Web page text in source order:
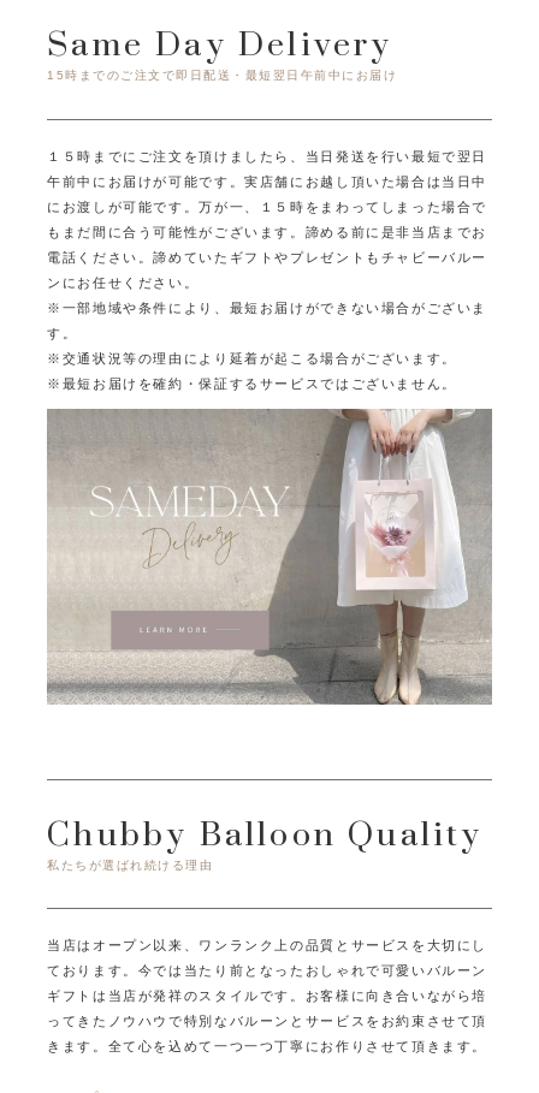
Same Day Delivery
15時までのご注文で即日配送・最短翌日午前中にお届け
１５時までにご注文を頂けましたら、当日発送を行い最短で翌日
午前中にお届けが可能です。実店舗にお越し頂いた場合は当日中
にお渡しが可能です。万が一、１５時をまわってしまった場合で
もまだ間に合う可能性がございます。 諦める前に是非当店までお
電話ください。諦めていたギフトやプレゼントもチャビーバルー
ンにお任せください。
※一部地域や条件により、最短お届けができない場合がございま
す。
※交通状況等の理由により延着が起こる場合がございます。
※最短お届けを確約・保証するサービスではございません。
Chubby Balloon Quality
私たちが選ばれ続ける理由
当店はオープン以来、ワンランク上の品質とサービスを大切にし
ております。 今では当たり前となったおしゃれで可愛いバルーン
ギフトは当店が発祥のスタイルです。
お客様に向き合いながら培
ってきたノウハウで特別なバルーンとサービスをお約束させて頂
きます。 全て心を込めて一つ一つ丁寧にお作りさせて頂きます。